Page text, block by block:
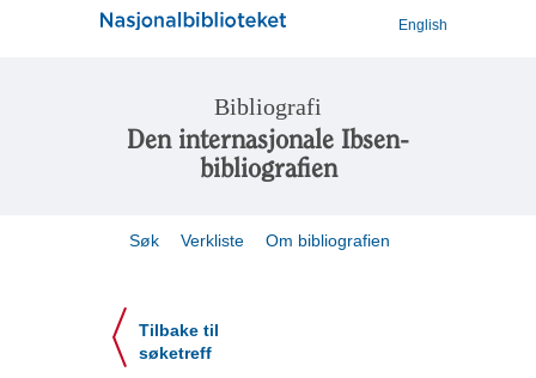
English
Bibliografi
Den internasjonale Ibsen-
bibliografien
Søk Verkliste Om bibliografien
Tilbake til
søketreff